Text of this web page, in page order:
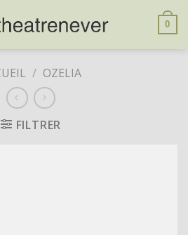
0
/ OZELIA
FILTRER